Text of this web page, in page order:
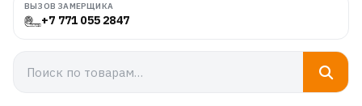
ВЫЗОВ ЗАМЕРЩИКА
+7 771 055 2847